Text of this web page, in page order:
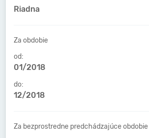
Riadna
Za obdobie
od:
01/2018
do:
12/2018
Za bezprostredne predchádzajúce obdobie